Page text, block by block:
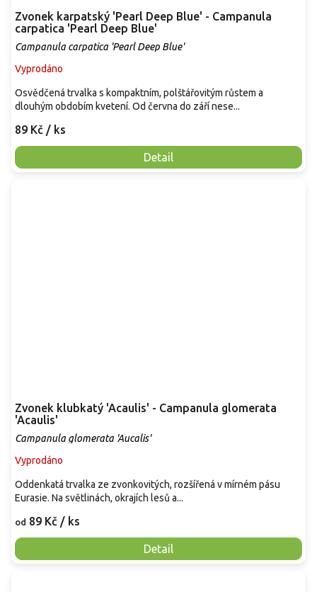
Zvonek karpatský 'Pearl Deep Blue' - Campanula
carpatica 'Pearl Deep Blue'
Campanula carpatica 'Pearl Deep Blue'
Vyprodáno
89 Kč / ks
Detail
Osvědčená trvalka s kompaktním, polštářovitým růstem a
dlouhým obdobím kvetení. Od června do září nese...
Zvonek klubkatý 'Acaulis' - Campanula glomerata
'Acaulis'
Campanula glomerata 'Aucalis'
Vyprodáno
od 89 Kč / ks
Detail
Oddenkatá trvalka ze zvonkovitých, rozšířená v mírném pásu
Eurasie. Na světlinách, okrajích lesů a...